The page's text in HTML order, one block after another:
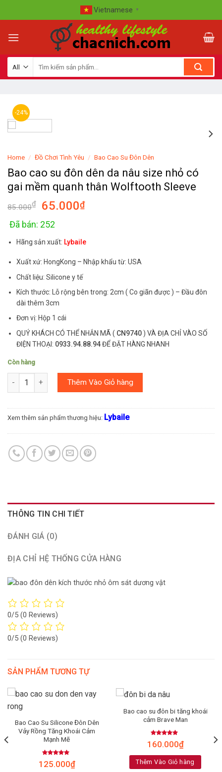
to
Vietnamese ▼
-24%
Home / Đồ Chơi Tình Yêu / Bao Cao Su Đôn Dên
Bao cao su đôn dên da nâu size nhỏ có
gai mềm quanh thân Wolftooth Sleeve
85.000₫ 65.000₫
Đã bán: 252
Hãng sản xuất: Lybaile
Xuất xứ: HongKong – Nhập khẩu từ: USA
Chất liệu: Silicone y tế
Kích thước: Lỗ rộng bên trong: 2cm ( Co giãn được ) – Đầu đôn
dài thêm 3cm
Đơn vị: Hộp 1 cái
QUÝ KHÁCH CÓ THỂ NHẮN MÃ ( CN9740 ) VÀ ĐỊA CHỈ VÀO SỐ
ĐIỆN THOẠI: 0933.94.88.94ĐỂ ĐẶT HÀNG NHANH
Còn hàng
Số lượng Thêm Vào Giỏ hàng
Xem thêm sản phẩm thương hiệu: Lybaile
THÔNG TIN CHI TIẾT
ĐÁNH GIÁ (0)
ĐỊA CHỈ HỆ THỐNG CỬA HÀNG
0/5 (0 Reviews)
0/5 (0 Reviews)
SẢN PHẨM TƯƠNG TỰ
Bao Cao Su Silicone Đôn Dên
Vảy Rồng Tăng Khoái Cảm
Mạnh Mẽ
Rated4.83
out of 5
125.000₫
Bao cao su đôn bi tăng khoái
cảm Brave Man
Rated4.80
out of 5
160.000₫
Thêm Vào Giỏ hàng